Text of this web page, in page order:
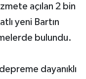
açılan 2 bin
yeni Bartın
bulundu.
dayanıklı